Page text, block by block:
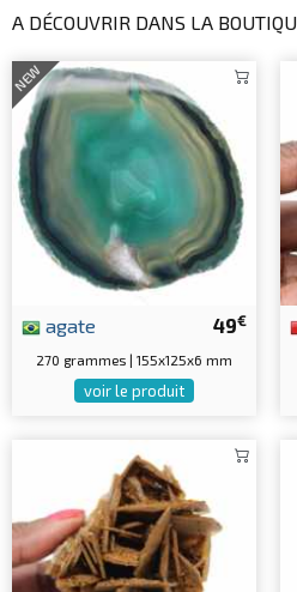
A DÉCOUVRIR DANS LA
NEW
49€
agate
270 grammes | 155x125x6 mm
voir le produit